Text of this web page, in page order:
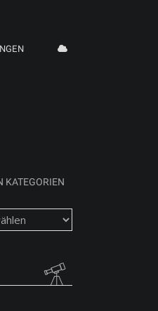
KATEGORIEN